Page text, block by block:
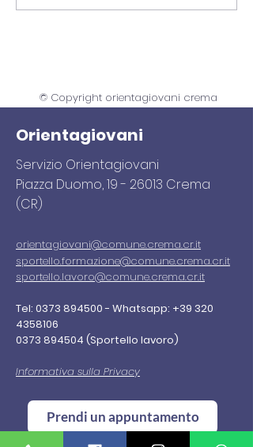
cosmetica- 14
© Copyright orientagiovani crema
Orientagiovani
Servizio Orientagiovani
Piazza Duomo,19 - 26013 Crema
(CR)
orientagiovani@comune.crema.cr.it
sportello.formazione@comune.crema.cr.it
sportello.lavoro@comune.crema.cr.it
Tel: 0373 894500- Whatsapp: +39 320
4358106
0373 894504 (Sportello lavoro)
Informativa sulla Privacy
Prendi un appuntamento